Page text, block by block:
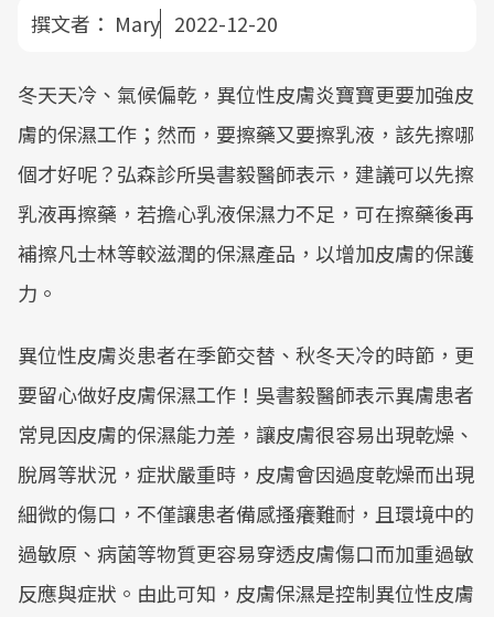
撰文者： Mary 2022-12-20
冬天天冷、氣候偏乾，異位性皮膚炎寶寶更要加強皮
膚的保濕工作；然而，要擦藥又要擦乳液，該先擦哪
個才好呢？弘森診所吳書毅醫師表示，建議可以先擦
乳液再擦藥，若擔心乳液保濕力不足，可在擦藥後再
補擦凡士林等較滋潤的保濕產品，以增加皮膚的保護
力。
異位性皮膚炎患者在季節交替、秋冬天冷的時節，更
要留心做好皮膚保濕工作！吳書毅醫師表示異膚患者
常見因皮膚的保濕能力差，讓皮膚很容易出現乾燥、
脫屑等狀況，症狀嚴重時，皮膚會因過度乾燥而出現
細微的傷口，不僅讓患者備感搔癢難耐，且環境中的
過敏原、病菌等物質更容易穿透皮膚傷口而加重過敏
反應與症狀。由此可知，皮膚保濕是控制異位性皮膚